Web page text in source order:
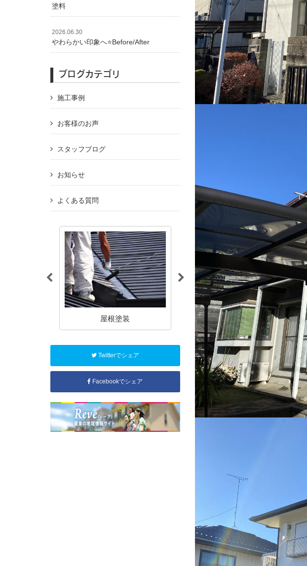
塗料
2026.06.30
やわらかい印象へ⭐️Before/After
ブログカテゴリ
施工事例
お客様のお声
スタッフブログ
お知らせ
よくある質問
屋根塗装 アパート・マンション塗装
Twitterでシェア
Facebookでシェア